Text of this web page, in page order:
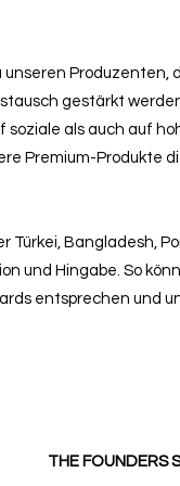
Produzenten,
gestärkt
soziale als auch auf
Premium-Produkte
Türkei, Bangladesh,
und Hingabe. So
entsprechen und
THE FOUNDERS